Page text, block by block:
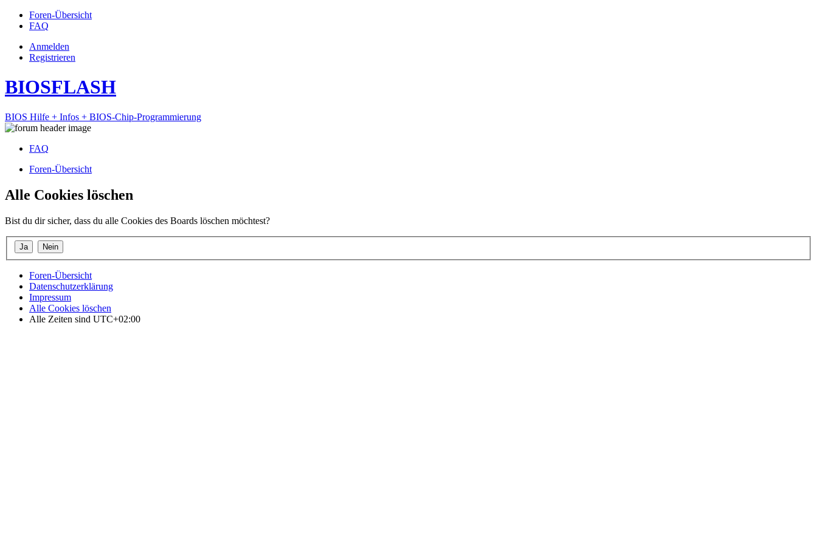
Foren-Übersicht
FAQ
Anmelden
Registrieren
BIOSFLASH
BIOS Hilfe + Infos + BIOS-Chip-Programmierung
FAQ
Foren-Übersicht
Alle Cookies löschen
Bist du dir sicher, dass du alle Cookies des Boards löschen möchtest?
Foren-Übersicht
Datenschutzerklärung
Impressum
Alle Cookies löschen
Alle Zeiten sind UTC+02:00